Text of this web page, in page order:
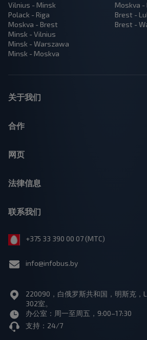
Vilnius - Minsk
Polack - Riga
Moskva - Brest
Minsk - Vilnius
Minsk - Warszawa
Minsk - Moskva
Moskva -
Brest -
Brest -
关于我们
合作
网页
法律信息
联系我们
+375 33 390 00 07 (МТС)
info@infobus.by
220090，白俄罗斯共和国，明斯克，
302室。
办公室：周一至周五，9:00–17:30
支持：24/7